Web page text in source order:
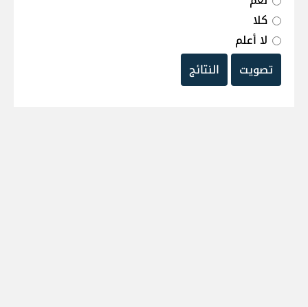
كلا
لا أعلم
تصويت
النتائج